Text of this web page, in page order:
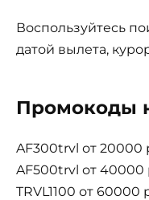
Воспользуйтесь
датой вылета,
Промокоды
AF300trvl от 20000
AF500trvl от 40000
TRVL1100 от 60000